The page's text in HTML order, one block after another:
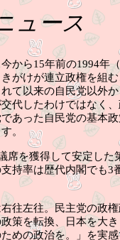
ニュース
から15年前の1994年
がけが連立政権を組
て以来の自民党以外
代したわけではなく
あった自民党の基本
。
席を獲得して安定した
持率は歴代内閣でも3
往左往。民主党の政
策を転換、日本を大
めの政治を。」を実